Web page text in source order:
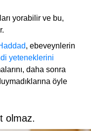
yorabilir ve bu,
, ebeveynlerin
yeteneklerini
daha sonra
öyle
olmaz.